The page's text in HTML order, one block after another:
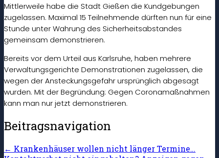
Mittlerweile habe die Stadt Gießen die Kundgebungen
zugelassen. Maximal 15 Teilnehmende dürften nun für eine
Stunde unter Wahrung des Sicherheitsabstandes
gemeinsam demonstrieren.
Bereits vor dem Urteil aus Karlsruhe, haben mehrere
Verwaltungsgerichte Demonstrationen zugelassen, die
wegen der Ansteckungsgefahr ursprünglich abgesagt
wurden. Mit der Begründung: Gegen Coronamaßnahmen
kann man nur jetzt demonstrieren.
Beitragsnavigation
← Krankenhäuser wollen nicht länger Termine…